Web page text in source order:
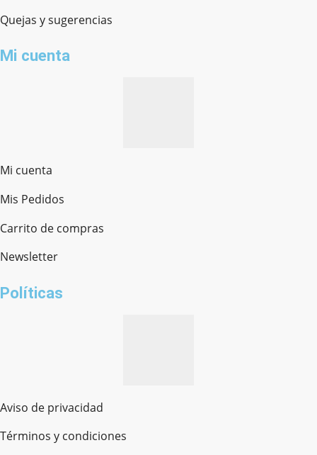
Quejas y sugerencias
Mi cuenta
Mi cuenta
Mis Pedidos
Carrito de compras
Newsletter
Políticas
Aviso de privacidad
Términos y condiciones